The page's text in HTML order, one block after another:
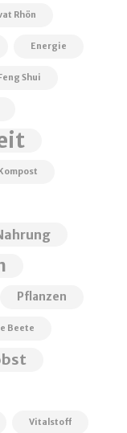
Rhön
Energie
Shui
Pflanzen
Beete
Vitalstoff